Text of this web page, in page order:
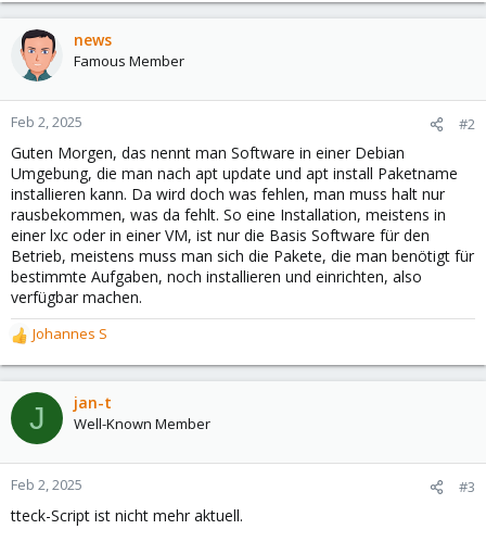
news
Famous Member
Feb 2, 2025 #2
Guten Morgen, das nennt man Software in einer Debian
Umgebung, die man nach apt update und apt install Paketname
installieren kann. Da wird doch was fehlen, man muss halt nur
rausbekommen, was da fehlt. So eine Installation, meistens in
einer lxc oder in einer VM, ist nur die Basis Software für den
Betrieb, meistens muss man sich die Pakete, die man benötigt für
bestimmte Aufgaben, noch installieren und einrichten, also
verfügbar machen.
R
e
a
c
t
o
n
:
Johannes S
J jan-t
Well-Known Member
Feb 2, 2025 #3
tteck-Script ist nicht mehr aktuell.